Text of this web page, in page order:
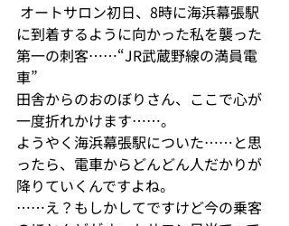
に到着するように向かった私を襲った
第一の刺客……“JR武蔵野線の満員電
車”
田舎からのおのぼりさん、ここで心が
一度折れかけます……。
ようやく海浜幕張駅についた……と思
ったら、電車からどんどん人だかりが
降りていくんですよね。
……え？もしかしてですけど今の乗客